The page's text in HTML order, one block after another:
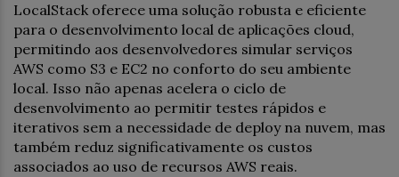
LocalStack oferece uma solução robusta e eficiente
para o desenvolvimento local de aplicações cloud,
permitindo aos desenvolvedores simular serviços
AWS como S3 e EC2 no conforto do seu ambiente
local. Isso não apenas acelera o ciclo de
desenvolvimento ao permitir testes rápidos e
iterativos sem a necessidade de deploy na nuvem, mas
também reduz significativamente os custos
associados ao uso de recursos AWS reais.